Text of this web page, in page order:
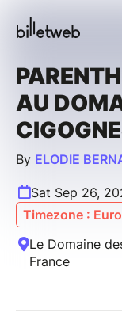
AU
By ELODIE
Sat Sep 26,
Timezone :
Le Domaine
France